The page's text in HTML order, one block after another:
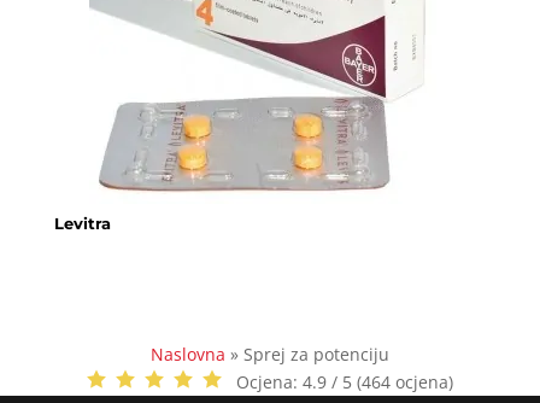
Levitra
Naslovna » Sprej za potenciju
Ocjena: 4.9 / 5 (464 ocjena)